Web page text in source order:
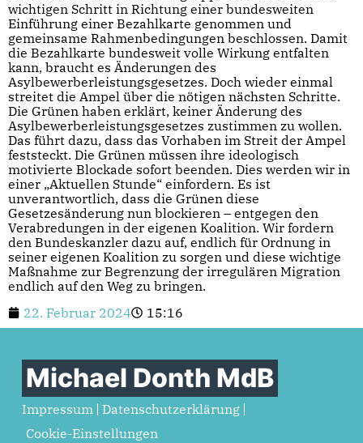
wichtigen Schritt in Richtung einer bundesweiten
Einführung einer Bezahlkarte genommen und
gemeinsame Rahmenbedingungen beschlossen. Damit
die Bezahlkarte bundesweit volle Wirkung entfalten
kann, braucht es Änderungen des
Asylbewerberleistungsgesetzes. Doch wieder einmal
streitet die Ampel über die nötigen nächsten Schritte.
Die Grünen haben erklärt, keiner Änderung des
Asylbewerberleistungsgesetzes zustimmen zu wollen.
Das führt dazu, dass das Vorhaben im Streit der Ampel
feststeckt. Die Grünen müssen ihre ideologisch
motivierte Blockade sofort beenden. Dies werden wir in
einer „Aktuellen Stunde“ einfordern. Es ist
unverantwortlich, dass die Grünen diese
Gesetzesänderung nun blockieren – entgegen den
Verabredungen in der eigenen Koalition. Wir fordern
den Bundeskanzler dazu auf, endlich für Ordnung in
seiner eigenen Koalition zu sorgen und diese wichtige
Maßnahme zur Begrenzung der irregulären Migration
endlich auf den Weg zu bringen.
22. Februar 2024
15:16
Michael Donth MdB
Impressum
Datenschutzerklärung
Cookie-Einstellungen